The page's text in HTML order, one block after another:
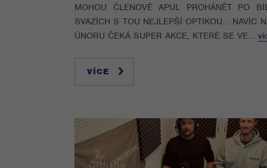
MOHOU ČLENOVÉ APUL PROHÁNĚT PO
SVAZÍCH S TOU NEJLEPŠÍ OPTIKOU... NAVÍC
ÚNORU ČEKÁ SUPER AKCE, KTERÉ SE VE...
VÍCE